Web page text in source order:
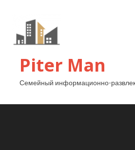
Piter Man
Семейный информационно-